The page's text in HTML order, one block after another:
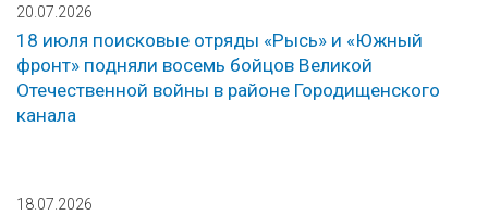
20.07.2026
18 июля поисковые отряды «Рысь» и «Южный
фронт» подняли восемь бойцов Великой
Отечественной войны в районе Городищенского
канала
18.07.2026